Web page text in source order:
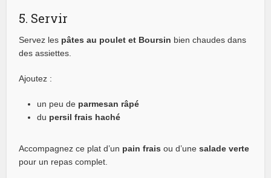
5. Servir
Servez les pâtes au poulet et Boursin bien chaudes dans
des assiettes.
Ajoutez :
un peu de parmesan râpé
du persil frais haché
Accompagnez ce plat d’un pain frais ou d’unesalade verte
pour un repas complet.